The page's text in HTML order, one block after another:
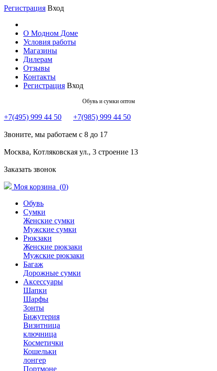
Регистрация Вход
О Модном Доме
Условия работы
Магазины
Дилерам
Отзывы
Контакты
Регистрация Вход
Обувь и сумки оптом
+7(495) 999 44 50 +7(985) 999 44 50
Звоните, мы работаем с 8 до 17
Москва, Котляковская ул., 3 строение 13
Заказать звонок
Моя корзина (0)
Обувь
Сумки
Женские сумки
Мужские сумки
Рюкзаки
Женские рюкзаки
Мужские рюкзаки
Багаж
Дорожные сумки
Аксессуары
Шапки
Шарфы
Зонты
Бижутерия
Визитница
ключница
Косметички
Кошельки
лонгер
Портмоне